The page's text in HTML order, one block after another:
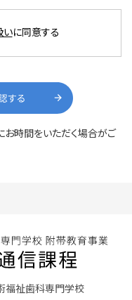
いに同意する
お時間をいただく場合がご
福祉歯科専門学校